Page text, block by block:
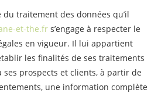
traitement des données qu’il
et-the.fr s’engage à respecter le
en vigueur. Il lui appartient
les finalités de ses traitements
prospects et clients, à partir de
une information complète